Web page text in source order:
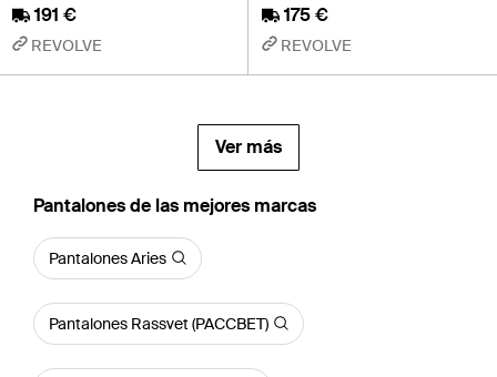
191 €
REVOLVE
175 €
REVOLVE
Ver más
Pantalones de las mejores marcas
Pantalones Aries
Pantalones Rassvet (PACCBET)